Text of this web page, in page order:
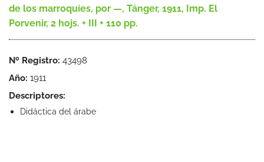
de los marroquíes, por —, Tánger, 1911, Imp. El
Porvenir, 2 hojs. + III + 110 pp.
Nº Registro: 43498
Año: 1911
Descriptores:
Didáctica del árabe